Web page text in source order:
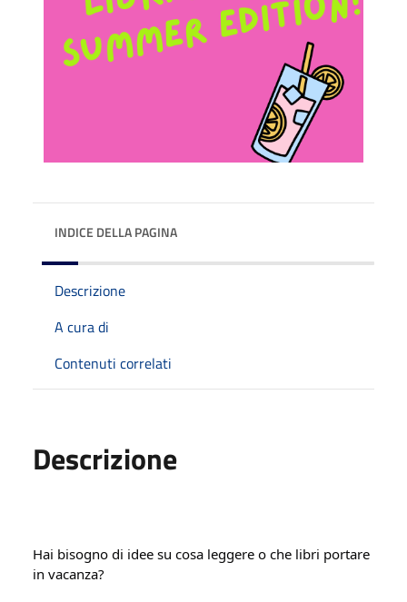
INDICE DELLA PAGINA
Descrizione
A cura di
Contenuti correlati
Descrizione
Hai bisogno di idee su cosa leggere o che libri portare
in vacanza?